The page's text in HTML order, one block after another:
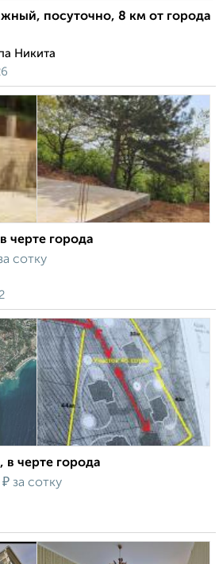
посуточно, 8 км от города
Никита
черте города
сотку
черте города
₽ за сотку